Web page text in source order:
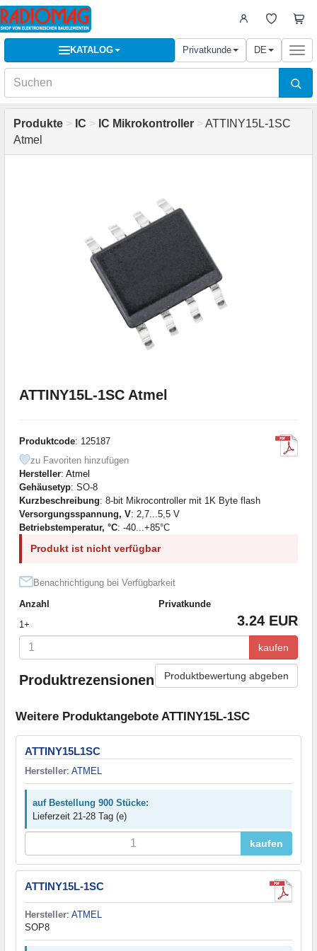
KATALOG Privatkunde DE
Produkte > IC > IC Mikrokontroller > ATTINY15L-1SC
Atmel
ATTINY15L-1SC Atmel
Produktcode: 125187
zu Favoriten hinzufügen
Hersteller: Atmel
Gehäusetyp: SO-8
Kurzbeschreibung: 8-bit Mikrocontroller mit 1K Byte flash
Versorgungsspannung, V: 2,7...5,5 V
Betriebstemperatur, °C: -40...+85°C
Produkt ist nicht verfügbar
Benachrichtigung bei Verfügbarkeit
Anzahl
Privatkunde
1+
3.24 EUR
kaufen
Produktrezensionen Produktbewertung abgeben
Weitere Produktangebote ATTINY15L-1SC
ATTINY15L1SC
Hersteller: ATMEL
auf Bestellung 900 Stücke:
Lieferzeit 21-28 Tag (e)
kaufen
ATTINY15L-1SC
Hersteller: ATMEL
SOP8